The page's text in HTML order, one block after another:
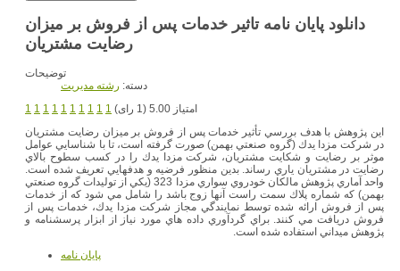
دانلود پایان نامه تاثیر خدمات پس از فروش بر میزان
رضایت مشتریان
توضیحات
دسته: رشته مديريت
1 1 1 1 1 1 1 1 1 1
امتیاز 5.00 (1 رای)
اين پژوهش با هدف بررسي تأثير خدمات پس از فروش بر ميزان رضايت مشتريان
در شركت مزدا يدك (گروه صنعتي بهمن) صورت گرفته است، تا با شناسايي عوامل
موثر بر رضايت و شكايت مشتريان، شركت مزدا يدك را در كسب سطوح بالاي
رضايت در مشتريان ياري رساند. بدين منظور فرضيه و هدفهايي تعريف شده است.
واحد آماري پژوهش مالكان خودروي سواري مزدا 323 (يكي از توليدات گروه صنعتي
بهمن) كه شماره پلاك سمت راست آنها زوج باشد را شامل مي شود كه از خدمات
پس از فروش ارائه شده توسط نمايندگي مجاز شركت مزدا يدك، خدمات پس از
فروش دريافت مي كنند. براي گردآوري داده هاي مورد نياز از ابزار پرسشنامه و
پژوهش ميداني استفاده شده است.
پایان نامه